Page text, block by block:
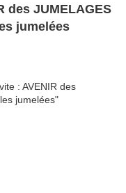
des JUMELAGES
jumelées